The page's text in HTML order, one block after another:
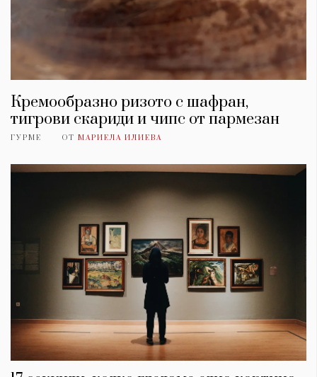
Кремообразно ризото с шафран,
тигрови скариди и чипс от пармезан
ГУРМЕ ОТ МАРИЕЛА ИЛИЕВА